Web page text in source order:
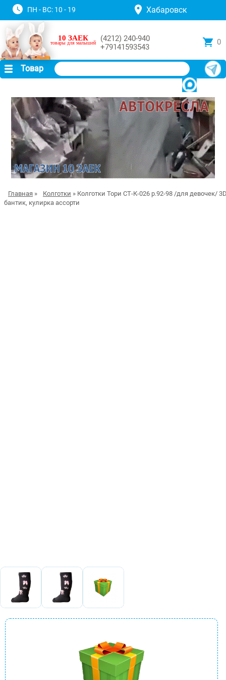
ПН - ВС: 10 - 19 Хабаровск
10 ЗАЕК
товары для малышей
(4212) 240-940
+79141593543
0
Товар
Главная » Колготки » Колготки Тори СТ-К-026 р.92-98 /для девочек/
бантик, кулирка ассорти